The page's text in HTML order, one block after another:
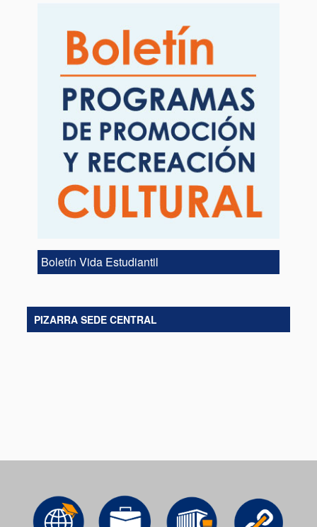
Boletín Vida Estudiantil
PIZARRA SEDE CENTRAL